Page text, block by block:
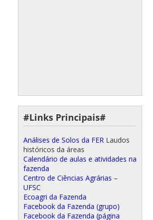
#Links Principais#
Análises de Solos da FERLaudos
históricos da áreas
Calendário de aulas e atividades na
fazenda
Centro de Ciências Agrárias –
UFSC
Ecoagri da Fazenda
Facebook da Fazenda (grupo)
Facebook da Fazenda (página